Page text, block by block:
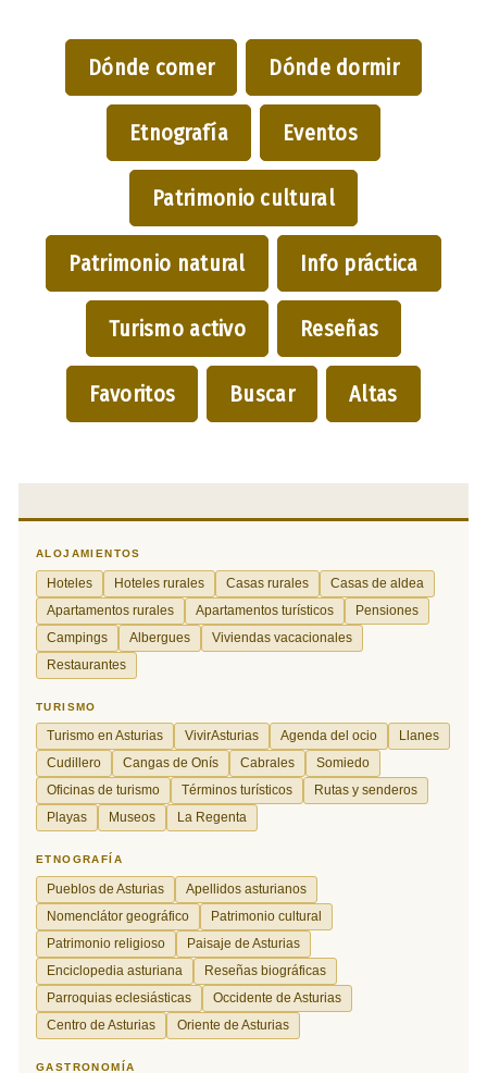
Dónde comer Dónde dormir
Etnografía Eventos
Patrimonio cultural
Patrimonio natural Info práctica
Turismo activo Reseñas
Favoritos Buscar Altas